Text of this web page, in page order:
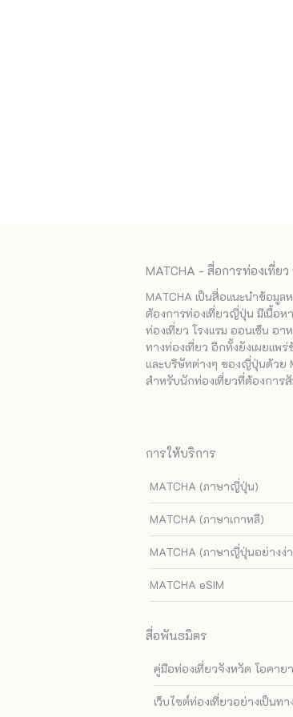
MATCHA - สื่อการท่องเที่
MATCHA เป็นสื่อแนะนำข้อมู
ต้องการท่องเที่ยวญี่ปุ่น มีเนื้อ
ท่องเที่ยว โรงแรม ออนเซ็น อ
ทางท่องเที่ยว อีกทั้งยังเผยแพ
และบริษัทต่างๆ ของญี่ปุ่นด้วย
สำหรับนักท่องเที่ยวที่ต้องกา
การให้บริการ
MATCHA (ภาษาญี่ปุ่น)
MATCHA (ภาษาเกาหลี)
MATCHA (ภาษาญี่ปุ่นอย่างง่
MATCHA eSIM
สื่อพันธมิตร
คู่มือท่องเที่ยวจังหวัด โอคาย
เว็บไซต์ท่องเที่ยวอย่างเป็นท